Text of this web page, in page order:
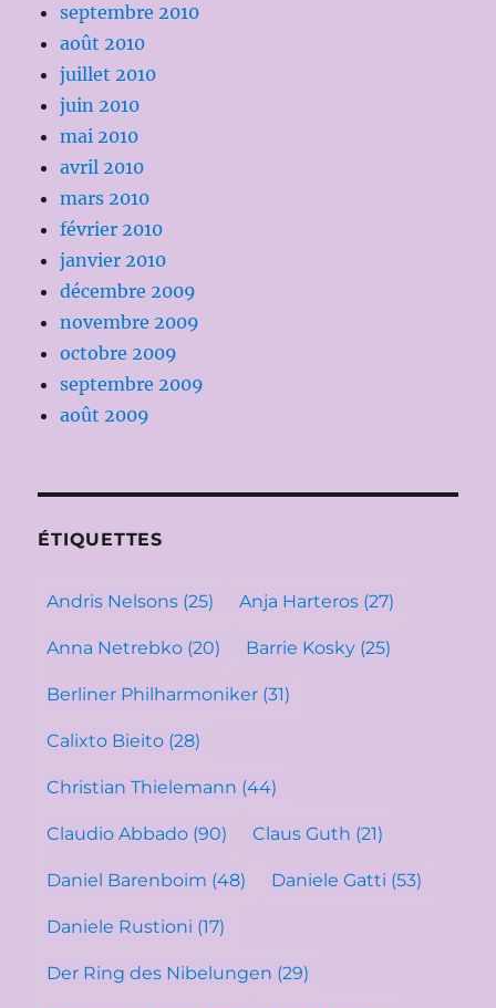
septembre 2010
août 2010
juillet 2010
juin 2010
mai 2010
avril 2010
mars 2010
février 2010
janvier 2010
décembre 2009
novembre 2009
octobre 2009
septembre 2009
août 2009
ÉTIQUETTES
Andris Nelsons (25) Anja Harteros (27)
Anna Netrebko (20) Barrie Kosky (25)
Berliner Philharmoniker (31)
Calixto Bieito (28)
Christian Thielemann (44)
Claudio Abbado (90) Claus Guth (21)
Daniel Barenboim (48) Daniele Gatti (53)
Daniele Rustioni (17)
Der Ring des Nibelungen (29)